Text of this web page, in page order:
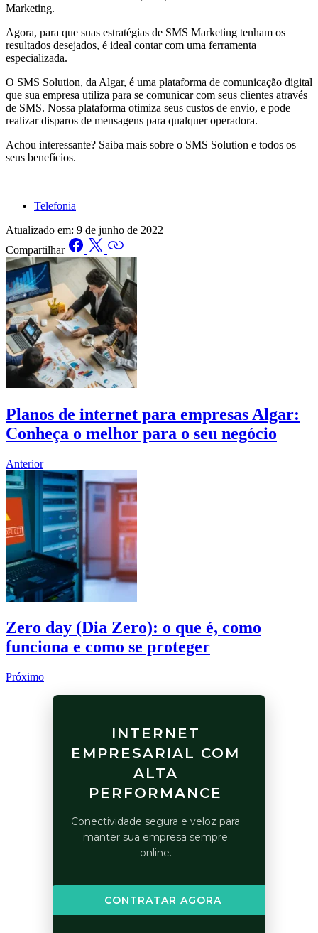
Marketing.
Agora, para que suas estratégias de SMS Marketing tenham os
resultados desejados, é ideal contar com uma ferramenta
especializada.
O SMS Solution, da Algar, é uma plataforma de comunicação digital
que sua empresa utiliza para se comunicar com seus clientes através
de SMS. Nossa plataforma otimiza seus custos de envio, e pode
realizar disparos de mensagens para qualquer operadora.
Achou interessante? Saiba mais sobre o SMS Solution e todos os
seus benefícios.
Telefonia
Atualizado em: 9 de junho de 2022
Compartilhar
Planos de internet para empresas Algar:
Conheça o melhor para o seu negócio
Anterior
Zero day (Dia Zero): o que é, como
funciona e como se proteger
Próximo
INTERNET
EMPRESARIAL COM
ALTA
PERFORMANCE
Conectividade segura e veloz para
manter sua empresa sempre
online.
CONTRATAR AGORA